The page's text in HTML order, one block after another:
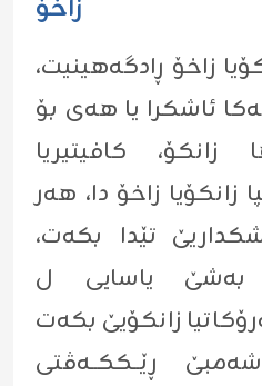
زاخۆ
زاخۆ ڕادگەهینیت،
ئاشکرا یا هەی بۆ
زانکۆ، کافیتیریا
زانکۆیا زاخۆ دا، هەر
تێدا بکەت،
بەشێ یاسایی ل
ڕێــککــەڤتی